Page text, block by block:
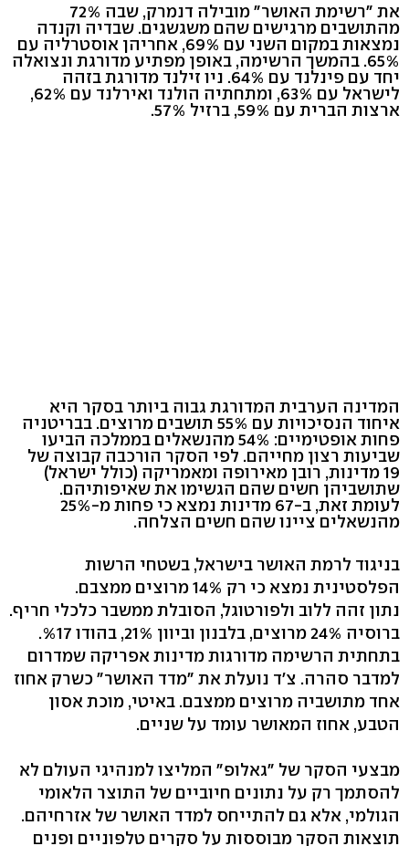
את "רשימת האושר" מובילה דנמרק, שבה 72%
מהתושבים מרגישים שהם משגשגים. שבדיה וקנדה
נמצאות במקום השני עם 69%, אחריהן אוסטרליה עם
65%. בהמשך הרשימה, באופן מפתיע מדורגת ונצואלה
יחד עם פינלנד עם 64%. ניו זילנד מדורגת בזהה
לישראל עם 63%, ומתחתיה הולנד ואירלנד עם 62%,
ארצות הברית עם 59%, ברזיל 57%.
המדינה הערבית המדורגת גבוה ביותר בסקר היא
איחוד הנסיכויות עם 55% תושבים מרוצים. בבריטניה
פחות אופטימיים: 54% מהנשאלים בממלכה הביעו
שביעות רצון מחייהם. לפי הסקר הורכבה קבוצה של
19 מדינות, רובן מאירופה ומאמריקה (כולל ישראל)
שתושביהן חשים שהם הגשימו את שאיפותיהם.
לעומת זאת, ב-67 מדינות נמצא כי פחות מ-25%
מהנשאלים ציינו שהם חשים הצלחה.
בניגוד לרמת האושר בישראל, בשטחי הרשות
הפלסטינית נמצא כי רק 14% מרוצים ממצבם.
נתון זהה ללוב ולפורטוגל, הסובלת ממשבר כלכלי חריף.
ברוסיה 24% מרוצים, בלבנון וביוון 21%, בהודו %17.
בתחתית הרשימה מדורגות מדינות אפריקה שמדרום
למדבר סהרה. צ'ד נועלת את "מדד האושר" כשרק אחוז
אחד מתושביה מרוצים ממצבם. באיטי, מוכת אסון
הטבע, אחוז המאושר עומד על שניים.
מבצעי הסקר של "גאלופ" המליצו למנהיגי העולם לא
להסתמך רק על נתונים חיוביים של התוצר הלאומי
הגולמי, אלא גם להתייחס למדד האושר של אזרחיהם.
תוצאות הסקר מבוססות על סקרים טלפוניים ופנים